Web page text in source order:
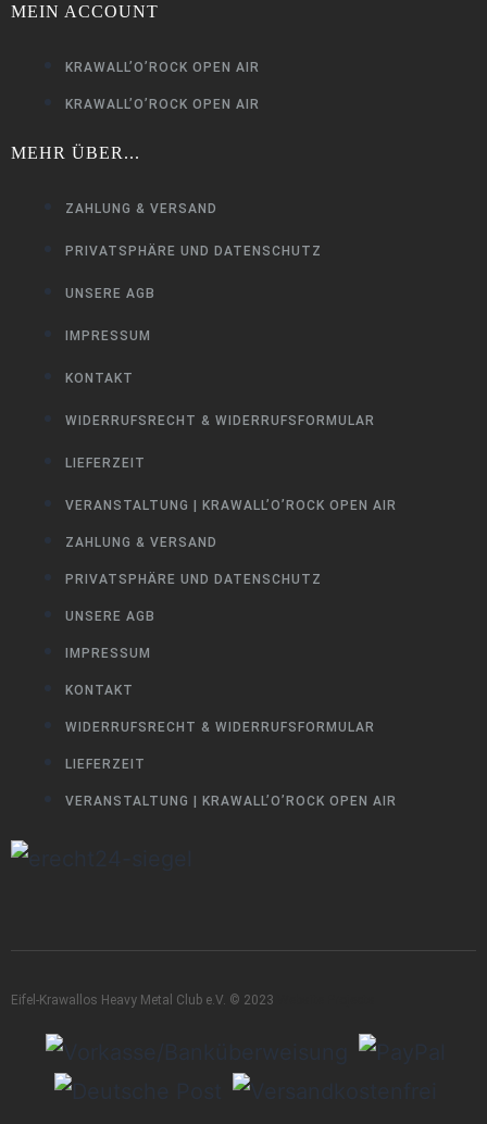
MEIN ACCOUNT
KRAWALL’O’ROCK OPEN AIR
KRAWALL’O’ROCK OPEN AIR
MEHR ÜBER...
ZAHLUNG & VERSAND
PRIVATSPHÄRE UND DATENSCHUTZ
UNSERE AGB
IMPRESSUM
KONTAKT
WIDERRUFSRECHT & WIDERRUFSFORMULAR
LIEFERZEIT
VERANSTALTUNG | KRAWALL’O’ROCK OPEN AIR
ZAHLUNG & VERSAND
PRIVATSPHÄRE UND DATENSCHUTZ
UNSERE AGB
IMPRESSUM
KONTAKT
WIDERRUFSRECHT & WIDERRUFSFORMULAR
LIEFERZEIT
VERANSTALTUNG | KRAWALL’O’ROCK OPEN AIR
Eifel-Krawallos Heavy Metal Club e.V. © 2023